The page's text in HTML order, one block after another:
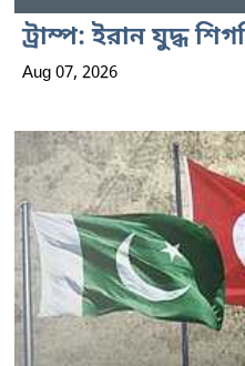
ট্রাম্প: ইরান যুদ্ধ
Aug 07, 2026